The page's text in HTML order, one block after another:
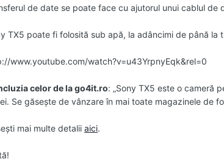
de date se poate face cu ajutorul unui cablul de
TX5 poate fi folosită sub apă, la adâncimi de până la
www.youtube.com/watch?v=u43YrpnyEqk&rel=0
celor de la go4it.ro: „Sony TX5 este o cameră
Se găseşte de vânzare în mai toate magazinele de
mai multe detalii aici.